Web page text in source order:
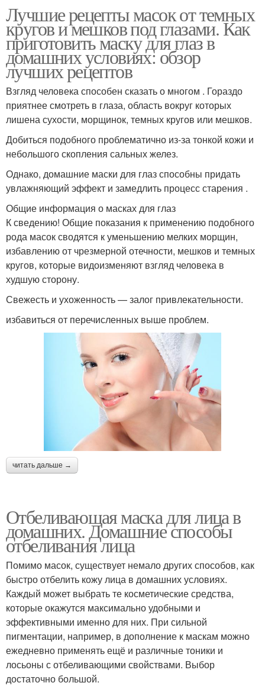
Лучшие рецепты масок от темных
кругов и мешков под глазами. Как
приготовить маску для глаз в
домашних условиях: обзор
лучших рецептов
Взгляд человека способен сказать о многом . Гораздо
приятнее смотреть в глаза, область вокруг которых
лишена сухости, морщинок, темных кругов или мешков.
Добиться подобного проблематично из-за тонкой кожи и
небольшого скопления сальных желез.
Однако, домашние маски для глаз способны придать
увлажняющий эффект и замедлить процесс старения .
Общие информация о масках для глаз
К сведению! Общие показания к применению подобного
рода масок сводятся к уменьшению мелких морщин,
избавлению от чрезмерной отечности, мешков и темных
кругов, которые видоизменяют взгляд человека в
худшую сторону.
Свежесть и ухоженность — залог привлекательности.
избавиться от перечисленных выше проблем.
читать дальше →
Отбеливающая маска для лица в
домашних. Домашние способы
отбеливания лица
Помимо масок, существует немало других способов, как
быстро отбелить кожу лица в домашних условиях.
Каждый может выбрать те косметические средства,
которые окажутся максимально удобными и
эффективными именно для них. При сильной
пигментации, например, в дополнение к маскам можно
ежедневно применять ещё и различные тоники и
лосьоны с отбеливающими свойствами. Выбор
достаточно большой.